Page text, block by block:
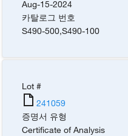
Aug-15-2024
카탈로그 번호
S490-500,S490-100
Lot #
241059
증명서 유형
Certificate of Analysis